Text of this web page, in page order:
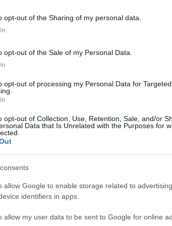
opt-out of the Sharing of my personal data.
opt-out of the Sale of my Personal Data.
opt-out of processing my Personal Data for Targeted
opt-out of Collection, Use, Retention, Sale, and/or
Data that Is Unrelated with the Purposes for
allow Google to enable storage related to
identifiers in apps.
allow my user data to be sent to Google for online
hátrasorolást
miatt volt kénytelen magyarázkodni Jack
neki Jack Miller, hogy a levegőben lógott
a hatodik helyet szerezte meg